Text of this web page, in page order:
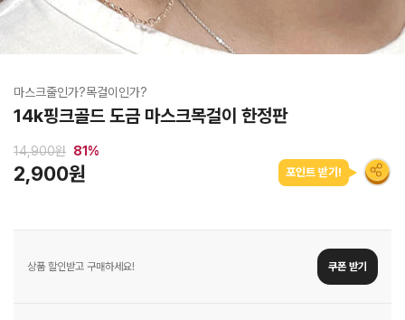
마스크줄인가?목걸이인가?
14k핑크골드 도금 마스크목걸이 한정판
14,900원 81%
2,900원 포인트 받기!
상품 할인받고 구매하세요! 쿠폰 받기